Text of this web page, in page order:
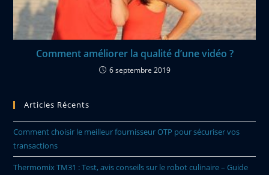
Comment améliorer la qualité d’une vidéo ?
6 septembre 2019
Articles Récents
Comment choisir le meilleur fournisseur OTP pour sécuriser vos
transactions
Thermomix TM31 : Test, avis conseils sur le robot culinaire – Guide